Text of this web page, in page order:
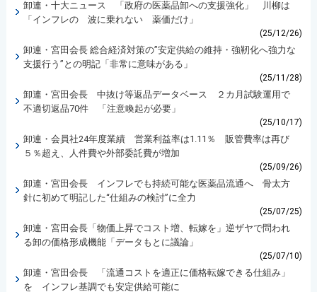
卸連・十大ニュース 「政府の医薬品卸への支援強化」 川柳は
「インフレの 波に乗れない 薬価だけ」
(25/12/26)
卸連・宮田会長 総合経済対策の”安定供給の維持・強靭化へ強力な
支援行う”との明記「非常に意味がある」
(25/11/28)
卸連・宮田会長 中抜け等返品データベース ２カ月試験運用で
不適切返品70件 「注意喚起が必要」
(25/10/17)
卸連・会員社24年度業績 営業利益率は1.11％ 販管費率は再び
５％超え、人件費や外部委託費が増加
(25/09/26)
卸連・宮田会長 インフレでも持続可能な医薬品流通へ 骨太方
針に初めて明記した“仕組みの検討”に全力
(25/07/25)
卸連・宮田会長「物価上昇でコスト増、転嫁を」逆ザヤで問われ
る卸の価格形成機能「データもとに議論」
(25/07/10)
卸連・宮田会長 「流通コストを適正に価格転嫁できる仕組み」
を インフレ基調でも安定供給可能に